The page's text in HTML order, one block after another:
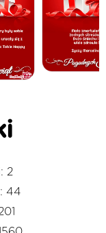
2
44